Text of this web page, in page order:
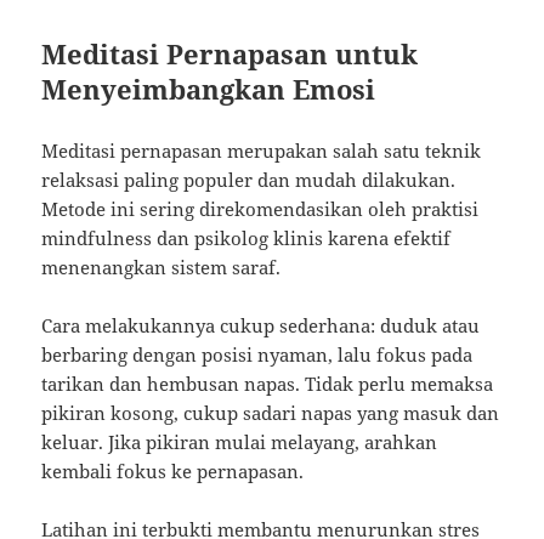
Meditasi Pernapasan untuk
Menyeimbangkan Emosi
Meditasi pernapasan merupakan salah satu teknik
relaksasi paling populer dan mudah dilakukan.
Metode ini sering direkomendasikan oleh praktisi
mindfulness dan psikolog klinis karena efektif
menenangkan sistem saraf.
Cara melakukannya cukup sederhana: duduk atau
berbaring dengan posisi nyaman, lalu fokus pada
tarikan dan hembusan napas. Tidak perlu memaksa
pikiran kosong, cukup sadari napas yang masuk dan
keluar. Jika pikiran mulai melayang, arahkan
kembali fokus ke pernapasan.
Latihan ini terbukti membantu menurunkan stres